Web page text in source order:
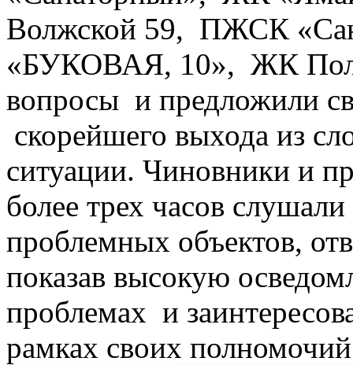
Волжской 59, ПЖСК
«БУКОВАЯ, 10», ЖК
вопросы и предложили
скорейшего выхода из
ситуации. Чиновники и
более трех часов
проблемных объектов,
показав высокую
проблемах и
рамках своих